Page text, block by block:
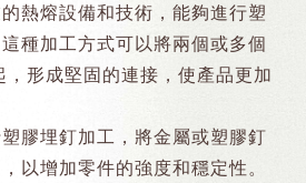
熱熔設備和技術，能夠進行塑
種加工方式可以將兩個或多個
形成堅固的連接，使產品更加
膠埋釘加工，將金屬或塑膠釘
以增加零件的強度和穩定性。